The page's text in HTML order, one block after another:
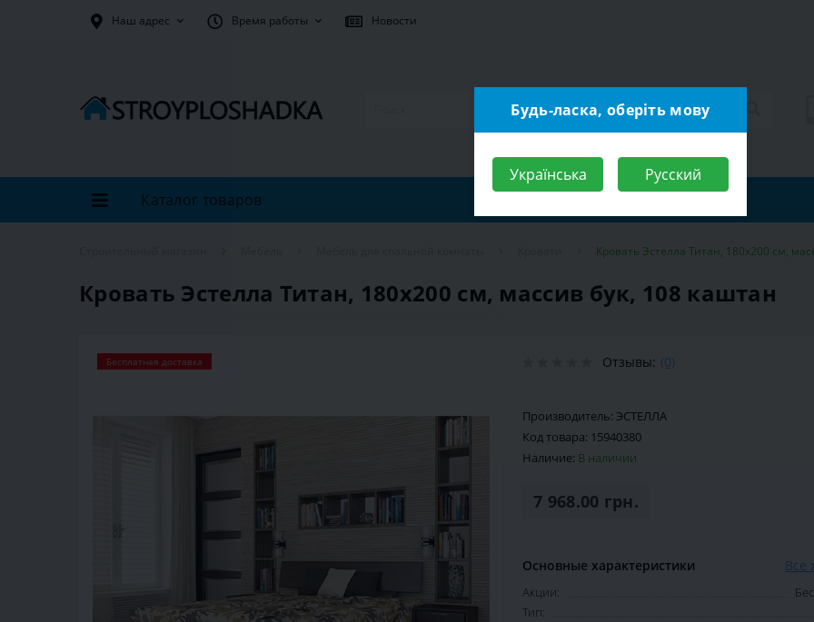
Наш адрес Время работы Новости
Каталог товаров
Кровать Эстелла Титан, 180х200 см,
Кровать Эстелла Титан, 180х200 см, массив бук, 108 каштан
Бесплатная доставка Отзывы: (0)
Производитель: ЭСТЕЛЛА
Код товара: 15940380
Наличие: В наличии
7 968.00 грн.
Основные характеристики Все
Акции:
Тип:
Будь-ласка, оберіть мову
Українська Русский